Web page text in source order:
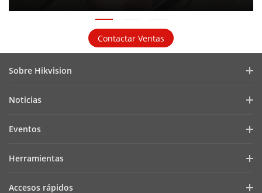
Contactar Ventas
Sobre Hikvision
Ciberseguridad
Noticias
Casos de Éxito
Eventos
Encuentra un Partner Tecnológico
Herramientas
Accesos rápidos